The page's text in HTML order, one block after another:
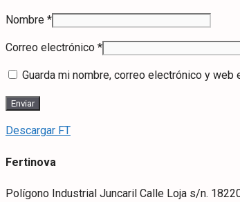
Nombre *
Correo electrónico *
Guarda mi nombre, correo electrónico y
Descargar FT
Fertinova
Polígono Industrial Juncaril Calle Loja s/n.